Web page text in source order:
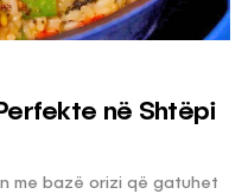
në Shtëpi
me bazë orizi që gatuhet